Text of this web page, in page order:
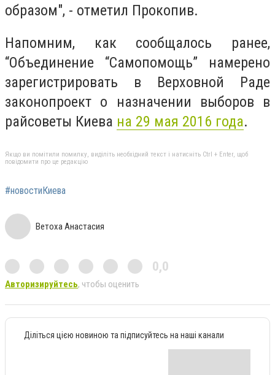
образом", - отметил Прокопив.
Напомним, как сообщалось ранее,
“Объединение “Самопомощь” намерено
зарегистрировать в Верховной Раде
законопроект о назначении выборов в
райсоветы Киева на 29 мая 2016 года.
Якщо ви помітили помилку, виділіть необхідний текст і натисніть Ctrl + Enter, щоб
повідомити про це редакцію
#новостиКиева
Ветоха Анастасия
0,0
Авторизируйтесь, чтобы оценить
Діліться цією новиною та підписуйтесь на наші канали